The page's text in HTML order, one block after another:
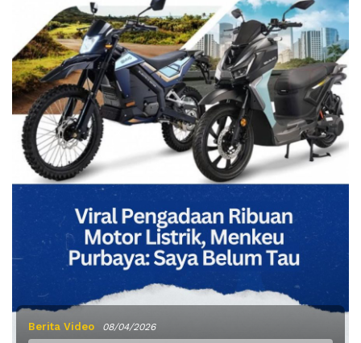
Berita Video 08/04/2026